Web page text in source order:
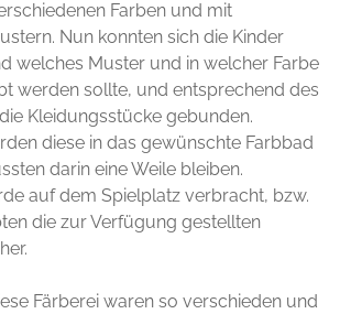
Farben und mit
Nun konnten sich die Kinder
welches Muster und in welcher Farbe
werden sollte, und entsprechend des
Kleidungsstücke gebunden.
diese in das gewünschte Farbbad
darin eine Weile bleiben.
auf dem Spielplatz verbracht, bzw.
die zur Verfügung gestellten
Färberei waren so verschieden und